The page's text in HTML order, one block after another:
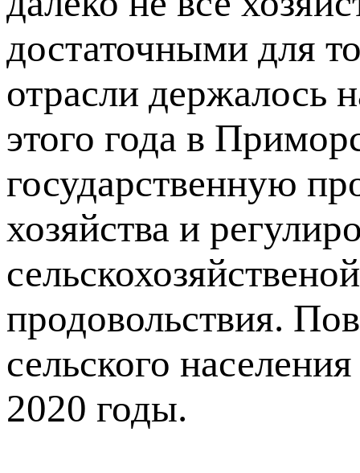
достаточными для
отрасли держалось
этого года в
государственную
хозяйства и
продовольствия.
сельского
2020 годы.